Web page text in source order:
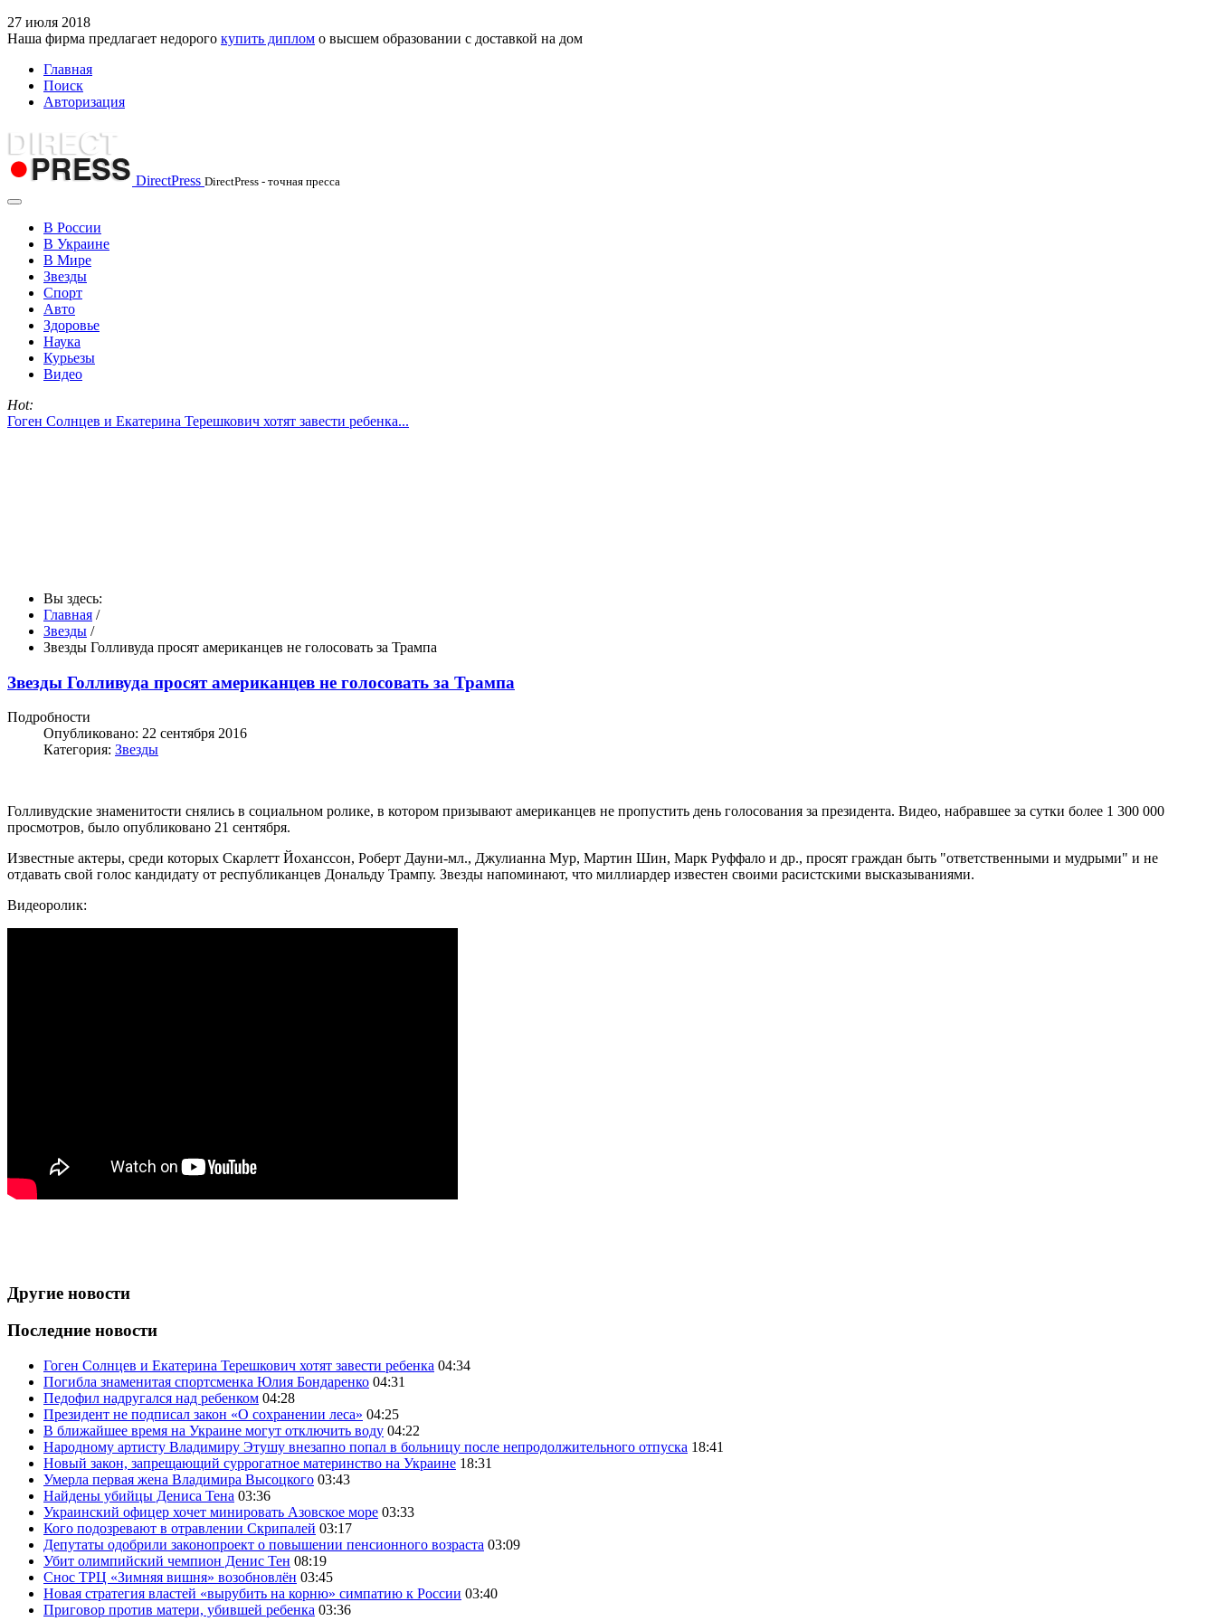
27 июля 2018
Наша фирма предлагает недорого купить диплом о высшем образовании с доставкой на дом
Главная
Поиск
Авторизация
DirectPress DirectPress - точная пресса
В России
В Украине
В Мире
Звезды
Спорт
Авто
Здоровье
Наука
Курьезы
Видео
Hot:
Гоген Солнцев и Екатерина Терешкович хотят завести ребенка...
Вы здесь:
Главная /
Звезды /
Звезды Голливуда просят американцев не голосовать за Трампа
Звезды Голливуда просят американцев не голосовать за Трампа
Подробности
Опубликовано: 22 сентября 2016
Категория: Звезды
Голливудские знаменитости снялись в социальном ролике, в котором призывают американцев не пропустить день голосования за президента. Видео, набравшее за сутки более 1 300 000
просмотров, было опубликовано 21 сентября.
Известные актеры, среди которых Скарлетт Йоханссон, Роберт Дауни-мл., Джулианна Мур, Мартин Шин, Марк Руффало и др., просят граждан быть "ответственными и мудрыми" и не
отдавать свой голос кандидату от республиканцев Дональду Трампу. Звезды напоминают, что миллиардер известен своими расистскими высказываниями.
Видеоролик:
Другие новости
Последние новости
Гоген Солнцев и Екатерина Терешкович хотят завести ребенка 04:34
Погибла знаменитая спортсменка Юлия Бондаренко 04:31
Педофил надругался над ребенком 04:28
Президент не подписал закон «О сохранении леса» 04:25
В ближайшее время на Украине могут отключить воду 04:22
Народному артисту Владимиру Этушу внезапно попал в больницу после непродолжительного отпуска 18:41
Новый закон, запрещающий суррогатное материнство на Украине 18:31
Умерла первая жена Владимира Высоцкого 03:43
Найдены убийцы Дениса Тена 03:36
Украинский офицер хочет минировать Азовское море 03:33
Кого подозревают в отравлении Скрипалей 03:17
Депутаты одобрили законопроект о повышении пенсионного возраста 03:09
Убит олимпийский чемпион Денис Тен 08:19
Снос ТРЦ «Зимняя вишня» возобновлён 03:45
Новая стратегия властей «вырубить на корню» симпатию к России 03:40
Приговор против матери, убившей ребенка 03:36